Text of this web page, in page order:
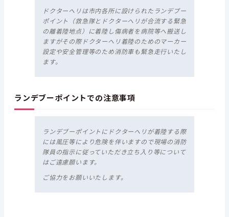
ドクターヘリは市内各所に設けられたランデブー
ポイント（救急隊とドクターヘリが合流する緊急
の離着陸地点）に着陸し傷病者を病院等へ搬送し
ますがその際ドクターヘリ着陸のためのマーカー
設定や安全管理等のため消防車も緊急走行いたし
ます。
ランデブーポイントでの注意事項
ランデブーポイントにドクターヘリが着陸する際
には風圧等により危険を伴いますので現場の消防
隊員の指示に従っていただき立ち入り等について
はご遠慮願います。
ご協力をお願いいたします。